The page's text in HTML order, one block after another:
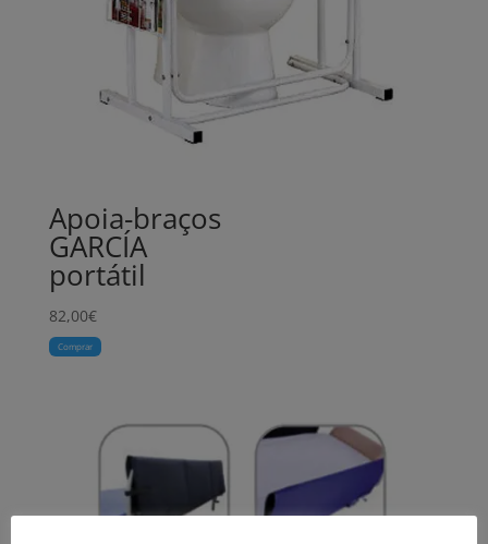
Apoia-braços
GARCÍA
portátil
82,00€
Comprar